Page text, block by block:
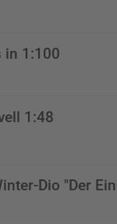
in 1:100
1:48
Dio "Der